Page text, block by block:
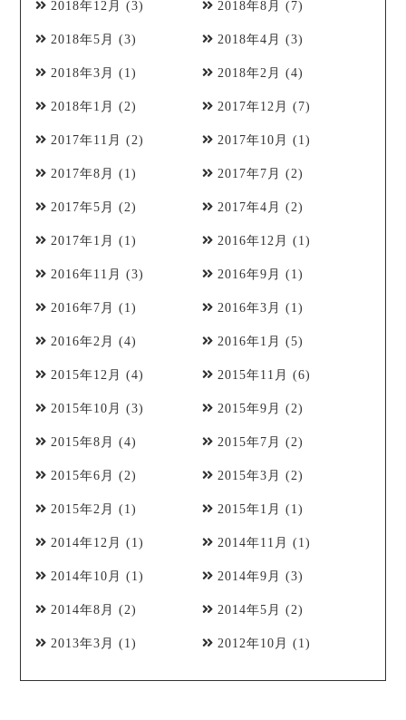
2018年12月 (3) 2018年8月 (7)
2018年5月 (3) 2018年4月 (3)
2018年3月 (1) 2018年2月 (4)
2018年1月 (2) 2017年12月 (7)
2017年11月 (2) 2017年10月 (1)
2017年8月 (1) 2017年7月 (2)
2017年5月 (2) 2017年4月 (2)
2017年1月 (1) 2016年12月 (1)
2016年11月 (3) 2016年9月 (1)
2016年7月 (1) 2016年3月 (1)
2016年2月 (4) 2016年1月 (5)
2015年12月 (4) 2015年11月 (6)
2015年10月 (3) 2015年9月 (2)
2015年8月 (4) 2015年7月 (2)
2015年6月 (2) 2015年3月 (2)
2015年2月 (1) 2015年1月 (1)
2014年12月 (1) 2014年11月 (1)
2014年10月 (1) 2014年9月 (3)
2014年8月 (2) 2014年5月 (2)
2013年3月 (1) 2012年10月 (1)